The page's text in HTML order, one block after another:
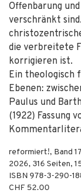
Offenbarung
verschränkt
die verbreitete
korrigieren ist.
Ein theologisch
Ebenen:
Paulus und
(1922) Fassung
reformiert!, Band 17
2026, 316 Seiten,
ISBN 978-3-290-
CHF 52.00